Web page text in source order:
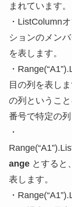
まれています。
・ListColumn
ションのメン
を表します。
・
目の列を表し
の列というこ
番号で特定の列
・
angeとすると
表します。
・